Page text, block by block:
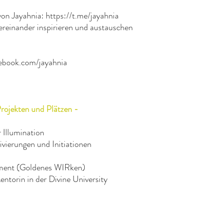
Jayahnia: https://t.me/jayahnia
inspirieren und austauschen
jayahnia
und Plätzen -
Illumination
und Initiationen
(Goldenes WIRken)
in der Divine University